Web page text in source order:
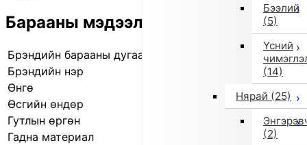
Бээлий
(5)
Үсний
(14)
Нярай (25)
(2)
Барааны мэдээлэл
Брэндийн барааны дугаар
Брэндийн нэр
Өнгө
Цайвар цэнхэр (9106)
Өсгийн өндөр
Гутлын өргөн
Гадна материал